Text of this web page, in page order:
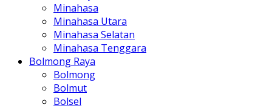
Minahasa
Minahasa Utara
Minahasa Selatan
Minahasa Tenggara
Bolmong Raya
Bolmong
Bolmut
Bolsel